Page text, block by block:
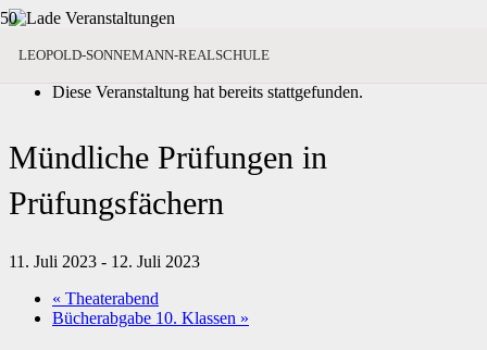
LEOPOLD-SONNEMANN-REALSCHULE
« Alle Veranstaltungen
Diese Veranstaltung hat bereits stattgefunden.
Mündliche Prüfungen in
Prüfungsfächern
11. Juli 2023 - 12. Juli 2023
« Theaterabend
Bücherabgabe 10. Klassen »